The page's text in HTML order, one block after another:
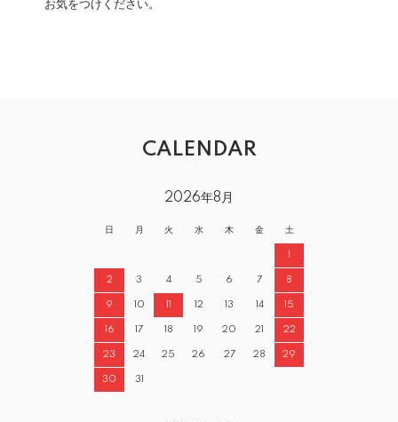
お気をつけください。
CALENDAR
2026年8月
日 月 火 水 木 金 土
1
2 3 4 5 6 7 8
9 10 11 12 13 14 15
16 17 18 19 20 21 22
23 24 25 26 27 28 29
30 31